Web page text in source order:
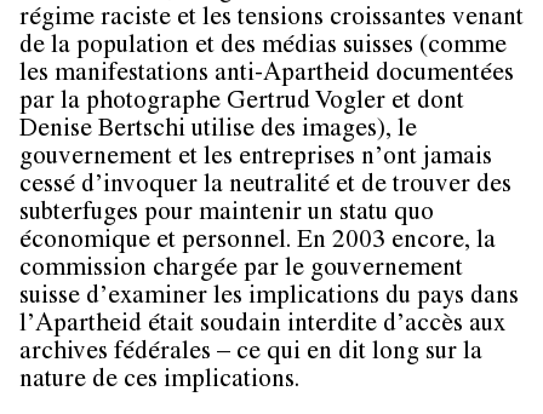
régime raciste et les tensions croissantes venant
de la population et des médias suisses (comme
les manifestations anti-Apartheid documentées
par la photographe Gertrud Vogler et dont
Denise Bertschi utilise des images), le
gouvernement et les entreprises n’ont jamais
cessé d’invoquer la neutralité et de trouver des
subterfuges pour maintenir un statu quo
économique et personnel. En 2003 encore, la
commission chargée par le gouvernement
suisse d’examiner les implications du pays dans
l’Apartheid était soudain interdite d’accès aux
archives fédérales – ce qui en dit long sur la
nature de ces implications.